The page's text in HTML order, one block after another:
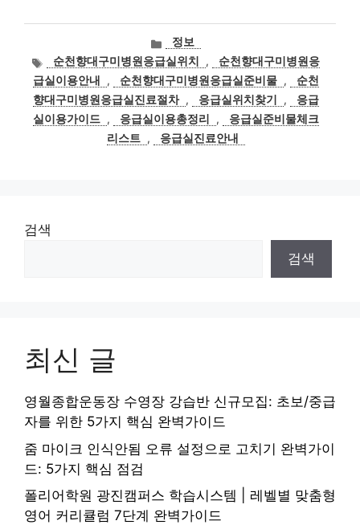
카
테
고
리
정보
태
그
순천향대구미병원응급실위치 ,
순천향대구미병원응
급실이용안내
, 순천향대구미병원응급실준비물 ,
순천
향대구미병원응급실진료절차 , 응급실위치찾기 ,
응급
실이용가이드 , 응급실이용총정리 ,
응급실준비물체크
리스트 , 응급실진료안내
검색
검색
최신 글
영월종합운동장 수영장 강습반 신규모집: 초보/중급
자를 위한 5가지 핵심 완벽가이드
줌 마이크 인식안됨 오류 설정으로 고치기 완벽가이
드: 5가지 핵심 점검
폴리어학원 광진캠퍼스 학습시스템 | 레벨별 맞춤형
영어 커리큘럼 7단계 완벽가이드